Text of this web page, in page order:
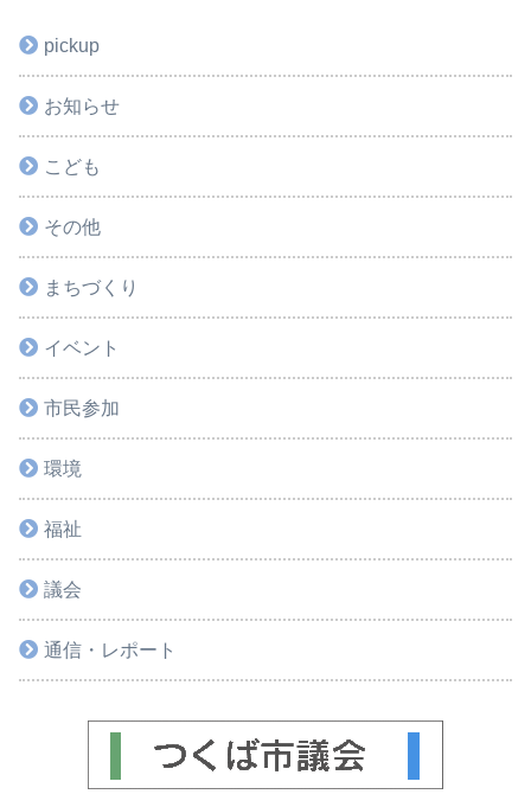
pickup
お知らせ
こども
その他
まちづくり
イベント
市民参加
環境
福祉
議会
通信・レポート